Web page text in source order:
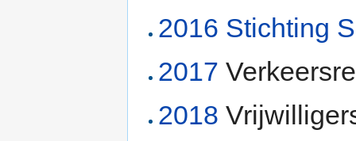
2016 Stichting
2017
2018